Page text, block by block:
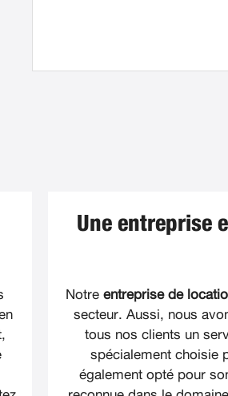
Une entreprise
Notre entreprise de
secteur. Aussi, nous
tous nos clients un
spécialement choisie
également opté pour